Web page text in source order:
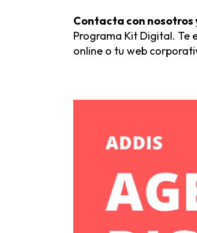
Contacta con nosotros
Programa Kit Digital. Te
online o tu web
Productos y Servicios